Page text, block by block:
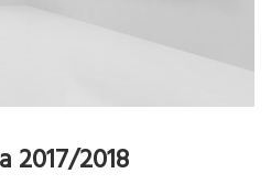
2017/2018